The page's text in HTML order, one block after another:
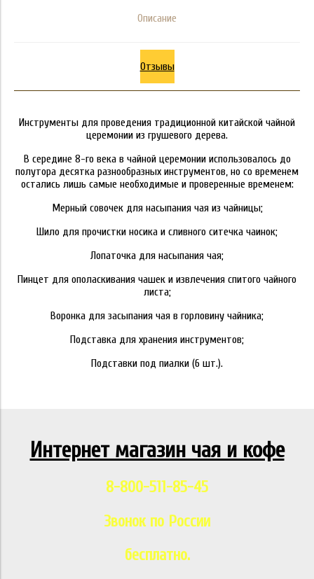
Описание
Отзывы
Инструменты для проведения традиционной китайской чайной
церемонии из грушевого дерева.
В середине 8-го века в чайной церемонии использовалось до
полутора десятка разнообразных инструментов, но со временем
остались лишь самые необходимые и проверенные временем:
Мерный совочек для насыпания чая из чайницы;
Шило для прочистки носика и сливного ситечка чаинок;
Лопаточка для насыпания чая;
Пинцет для ополаскивания чашек и извлечения спитого чайного
листа;
Воронка для засыпания чая в горловину чайника;
Подставка для хранения инструментов;
Подставки под пиалки (6 шт.).
Интернет магазин чая и кофе
8-800-511-85-45
Звонок по России
бесплатно.